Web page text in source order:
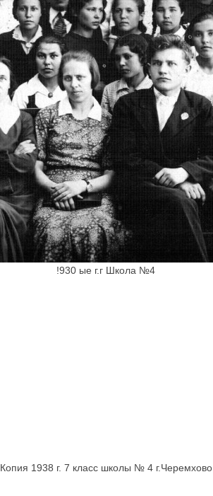
!930 ые г.г Школа №4
Копия 1938 г. 7 класс школы № 4 г.Черемхово